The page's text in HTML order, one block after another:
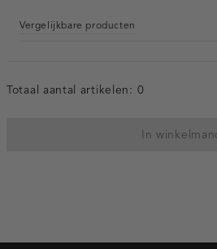
Vergelijkbare producten
Totaal aantal artikelen: 0
In